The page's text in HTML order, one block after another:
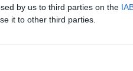
by us to third parties on the
it to other third parties.